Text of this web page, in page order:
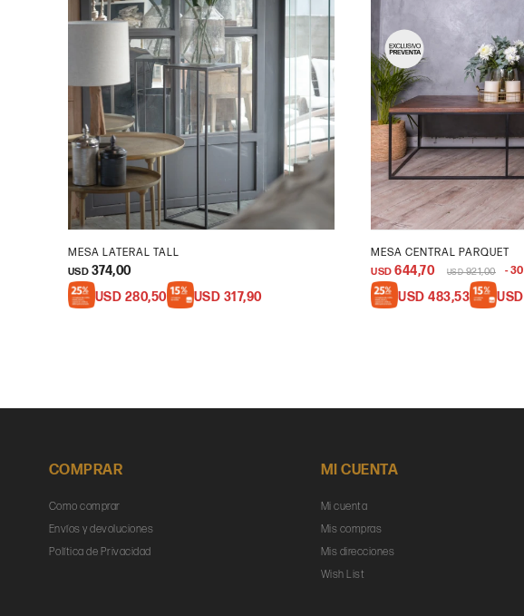
MESA LATERAL TALL
USD 374,00
USD 280,50 USD 317,90
MESA CENTRAL PARQUET
USD 644,70 USD 921,00 30
USD 483,53 USD
COMPRAR
Como comprar
Envíos y devoluciones
Política de Privacidad
MI CUENTA
Mi cuenta
Mis compras
Mis direcciones
Wish List